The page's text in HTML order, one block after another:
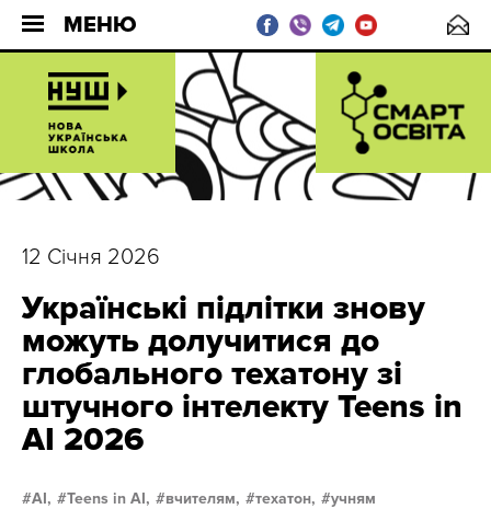
МЕНЮ
12 Січня 2026
Українські підлітки знову
можуть долучитися до
глобального техатону зі
штучного інтелекту Teens in
AI 2026
AI, Teens in AI, вчителям, техатон, учням